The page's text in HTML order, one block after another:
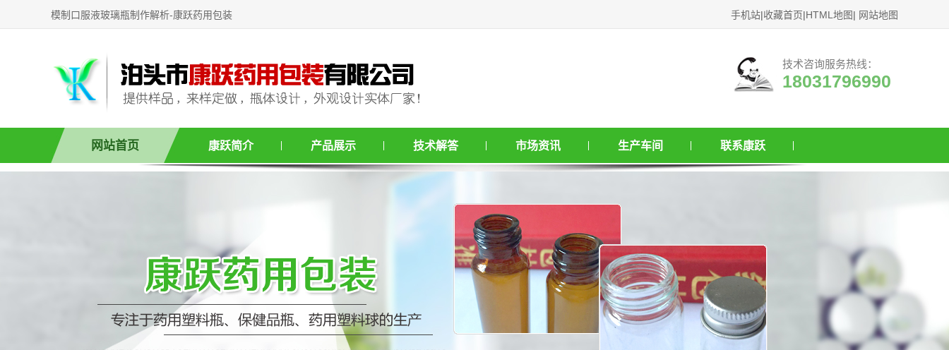
模制口服液玻璃瓶制作解析-康跃药用包装 手机站|收藏首页|HTML地图| 网站地图
技术咨询服务热线：
18031796990
网站首页 康跃简介 产品展示 技术解答 市场资讯 生产车间 联系康跃